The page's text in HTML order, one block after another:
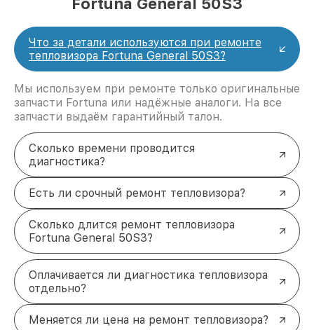
Что за детали используются при ремонте
тепловизора Fortuna General 50S3?
Мы используем при ремонте только оригинальные
запчасти Fortuna или надёжные аналоги. На все
запчасти выдаём гарантийный талон.
Сколько времени проводится
диагностика?
Есть ли срочный ремонт тепловизора?
Сколько длится ремонт тепловизора
Fortuna General 50S3?
Оплачивается ли диагностика тепловизора
отдельно?
Меняется ли цена на ремонт тепловизора?